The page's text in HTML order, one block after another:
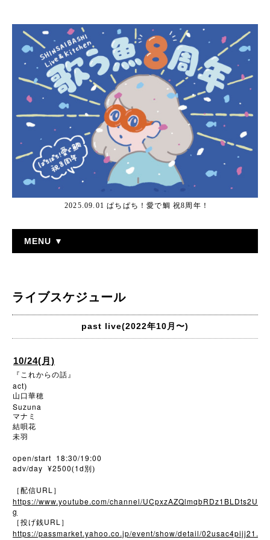
2025.09.01 ぱちぱち！愛で鯛 祝8周年！
MENU ▼
ライブスケジュール
past live(2022年10月〜)
10/24(月)
『これからの話』
act)
山口華穂
Suzuna
マナミ
結唄花
未羽
open/start 18:30/19:00
adv/day ¥2500(1d 別)
［配信URL ］
https://www.youtube.com/channel/UCpxzAZQlmqbRDz1BLDts2U
g
［投げ銭URL ］
https://passmarket.yahoo.co.jp/event/show/detail/02usac4pijj21.